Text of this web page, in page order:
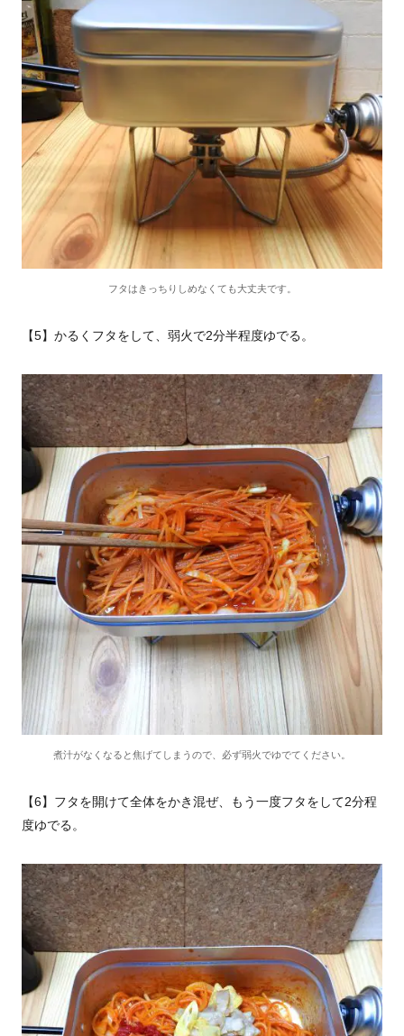
フタはきっちりしめなくても大丈夫です。
【5】かるくフタをして、弱火で2分半程度ゆでる。
煮汁がなくなると焦げてしまうので、必ず弱火でゆでてください。
【6】フタを開けて全体をかき混ぜ、もう一度フタをして2分程
度ゆでる。